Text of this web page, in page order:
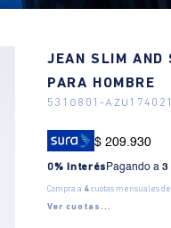
JEAN SLIM AND
PARA HOMBRE
531G801-AZU174021
$ 209.930
0% Interés Pagando a3
Compra a 4cuotas mensuales de
Ver cuotas...